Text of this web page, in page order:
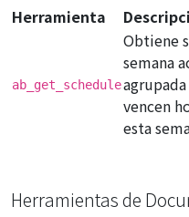
Herramienta
ab_get_schedule
Obtiene
semana
vencen
esta
Herramientas de